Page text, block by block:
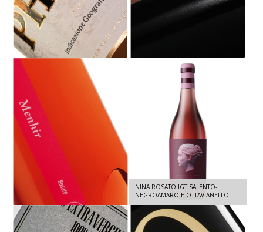
PHYSIS - IGT BIANCO SALENTO -
GRILLO 2024 - 750 ML
MENHIR ROSATO IGT SALENTO -
NEGROAMARO 2025 - 750 ML
NINA ROSATO IGT SALENTO-
NEGROAMARO E OTTAVIANELLO